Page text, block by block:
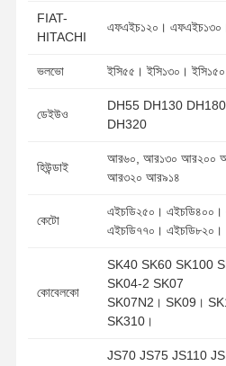
FIAT-
HITACHI
এফএইচ১২০।
ভলভো ইসি৫৫। ইসি১৩০।
ডেইউও
DH55 DH130
DH320
হিউন্ডাই
আর৬০, আর১৩০ আর২০০
আর৩২০ আর৯১৪
কেটো
এইচডি২৫০।
এইচডি৭৭০। এইচডি৮২০।
কোবেলকো
SK40 SK60 SK100
SK04-2 SK07
SK07N2। SK09।
SK310।
JS70 JS75 JS110